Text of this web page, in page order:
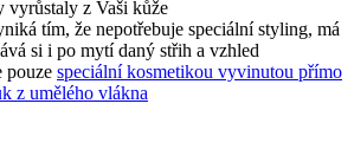
vyrůstaly z Vaši kůže
tím, že nepotřebuje speciální styling, má
si i po mytí daný střih a vzhled
pouze speciální kosmetikou vyvinutou přímo
z umělého vlákna